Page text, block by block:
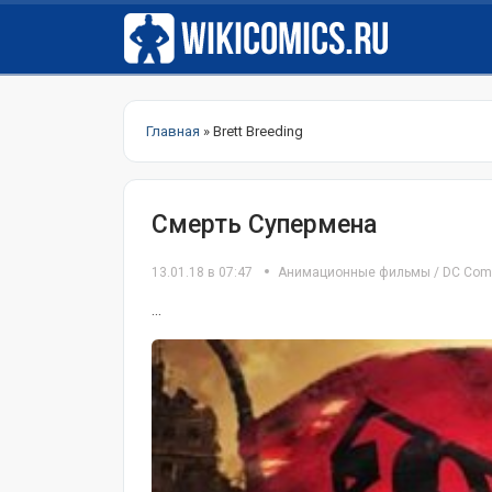
Главная » Brett Breeding
Смерть Супермена
13.01.18 в 07:47 Анимационные фильмы / DC
...